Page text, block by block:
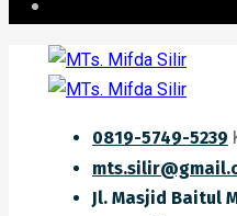
0819-5749-5239
Jl. Masjid Baitul